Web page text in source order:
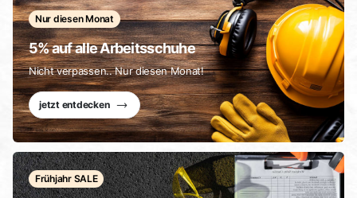
Nur diesen Monat
5% auf alle Arbeitsschuhe
Nicht verpassen.. Nur diesen Monat!
jetzt entdecken
Frühjahr SALE